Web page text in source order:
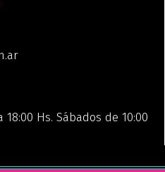
Hs. Sábados de 10:00